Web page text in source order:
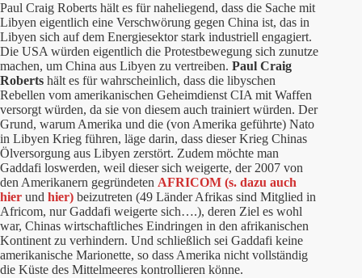
Paul Craig Roberts hält es für naheliegend, dass die Sache mit
Libyen eigentlich eine Verschwörung gegen China ist, das in
Libyen sich auf dem Energiesektor stark industriell engagiert.
Die USA würden eigentlich die Protestbewegung sich zunutze
machen, um China aus Libyen zu vertreiben. Paul Craig
Roberts hält es für wahrscheinlich, dass die libyschen
Rebellen vom amerikanischen Geheimdienst CIA mit Waffen
versorgt würden, da sie von diesem auch trainiert würden. Der
Grund, warum Amerika und die (von Amerika geführte) Nato
in Libyen Krieg führen, läge darin, dass dieser Krieg Chinas
Ölversorgung aus Libyen zerstört. Zudem möchte man
Gaddafi loswerden, weil dieser sich weigerte, der 2007 von
den Amerikanern gegründeten AFRICOM (s. dazu auch
hier und hier) beizutreten (49 Länder Afrikas sind Mitglied in
Africom, nur Gaddafi weigerte sich….), deren Ziel es wohl
war, Chinas wirtschaftliches Eindringen in den afrikanischen
Kontinent zu verhindern. Und schließlich sei Gaddafi keine
amerikanische Marionette, so dass Amerika nicht vollständig
die Küste des Mittelmeeres kontrollieren könne.